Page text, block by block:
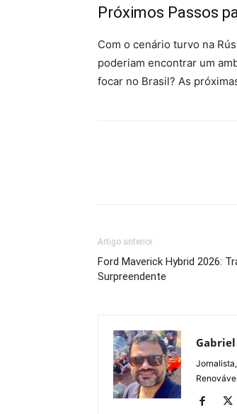
Próximos Passos
Com o cenário turvo na
poderiam encontrar um
focar no Brasil? As
Artigo anterior
Ford Maverick Hybrid 2026:
Surpreendente